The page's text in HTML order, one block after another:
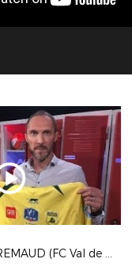
Médias : Anthony REMAUD (FC Val de Moine) invité de France 3 !